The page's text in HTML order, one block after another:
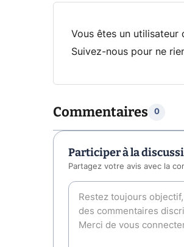
Vous êtes un utilisateur
Suivez-nous pour ne
Commentaires 0
Participer à la
Partagez votre avis avec la